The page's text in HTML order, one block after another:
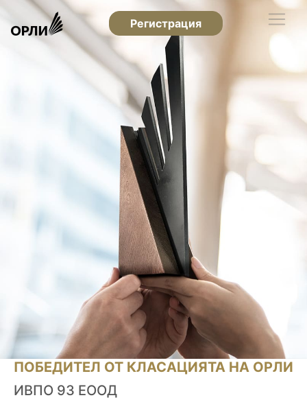
Регистрация
ПОБЕДИТЕЛ ОТ КЛАСАЦИЯТА НА ОРЛИ
ИВПО 93 ЕООД